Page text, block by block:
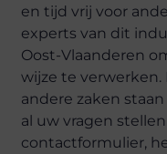
en tijd vrij voor
experts van dit
Oost-Vlaanderen
wijze te verwerken.
andere zaken
al uw vragen
contactformulier,